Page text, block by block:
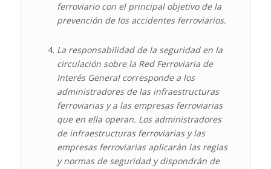
ferroviario con el principal objetivo de la
prevención de los accidentes ferroviarios.
La responsabilidad de la seguridad en la
circulación sobre la Red Ferroviaria de
Interés General corresponde a los
administradores de las infraestructuras
ferroviarias y a las empresas ferroviarias
que en ella operan. Los administradores
de infraestructuras ferroviarias y las
empresas ferroviarias aplicarán las reglas
y normas de seguridad y dispondrán de